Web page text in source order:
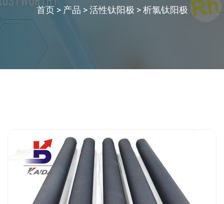
首页> 产品 >活性钛阳极 >析氯钛阳极